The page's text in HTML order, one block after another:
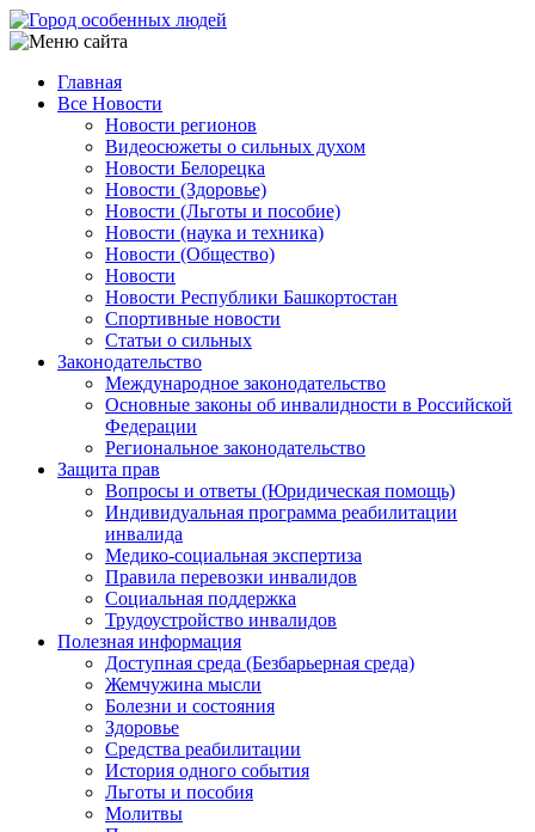
Перейти
к
содержанию
Main
navigation
Главная
Все Новости
Новости регионов
Видеосюжеты о сильных духом
Новости Белорецка
Новости (Здоровье)
Новости (Льготы и пособие)
Новости (наука и техника)
Новости (Общество)
Новости
Новости Республики Башкортостан
Спортивные новости
Статьи о сильных
Законодательство
Международное законодательство
Основные законы об инвалидности в Российской
Федерации
Региональное законодательство
Защита прав
Вопросы и ответы (Юридическая помощь)
Индивидуальная программа реабилитации
инвалида
Медико-социальная экспертиза
Правила перевозки инвалидов
Социальная поддержка
Трудоустройство инвалидов
Полезная информация
Доступная среда (Безбарьерная среда)
Жемчужина мысли
Болезни и состояния
Здоровье
Средства реабилитации
История одного события
Льготы и пособия
Молитвы